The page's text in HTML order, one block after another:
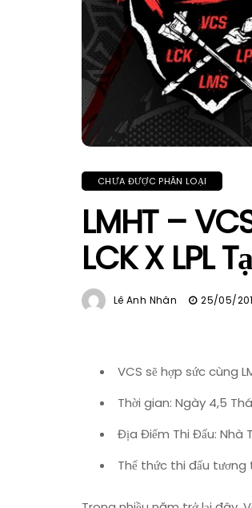
CHƯA ĐƯỢC PHÂN LOẠI
LMHT –
LCK X LPL
Lê Anh Nhân 25/05/
VCS sẽ hợp sức cùng
Thời gian: Ngày 4,5
Địa Điểm Thi Đấu: Nhà
Thể thức thi đấu tương